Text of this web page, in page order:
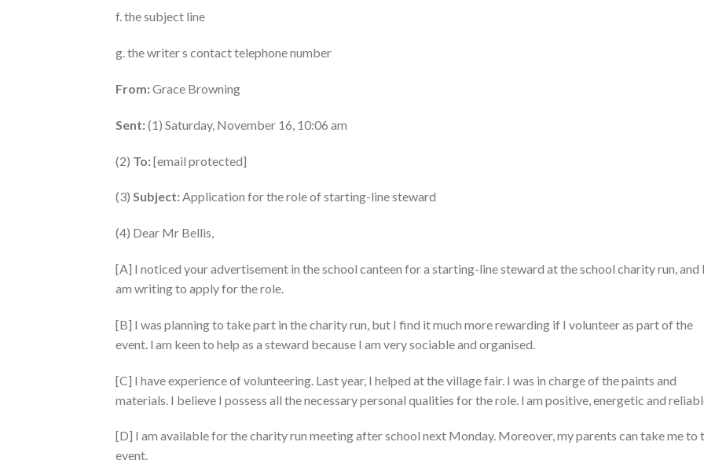
f. the subject line
g. the writer s contact telephone number
From:Grace Browning
Sent:(1) Saturday, November 16, 10:06 am
(2) To:[email protected]
(3) Subject:Application for the role of starting-line steward
(4) Dear Mr Bellis,
[A] I noticed your advertisement in the school canteen for a starting-line steward at the school charity run, and
am writing to apply for the role.
[B] I was planning to take part in the charity run, but I find it much more rewarding if I volunteer as part of the
event. l am keen to help as a steward because I am very sociable and organised.
[C] I have experience of volunteering. Last year, I helped at the village fair. I was in charge of the paints and
materials. I believe I possess all the necessary personal qualities for the role. l am positive, energetic and
[D] I am available for the charity run meeting after school next Monday. Moreover, my parents can take me to
event.